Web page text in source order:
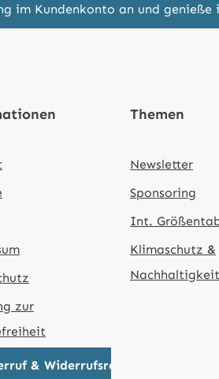
im Kundenkonto an und
zur
& Widerrufsrecht
Themen
Newsletter
Sponsoring
Int.
Klimaschutz &
Nachhaltigkeit